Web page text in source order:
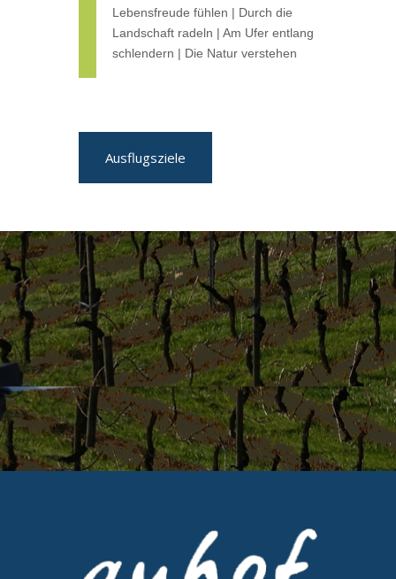
Lebensfreude fühlen | Durch die
Landschaft radeln | Am Ufer entlang
schlendern | Die Natur verstehen
Ausflugsziele